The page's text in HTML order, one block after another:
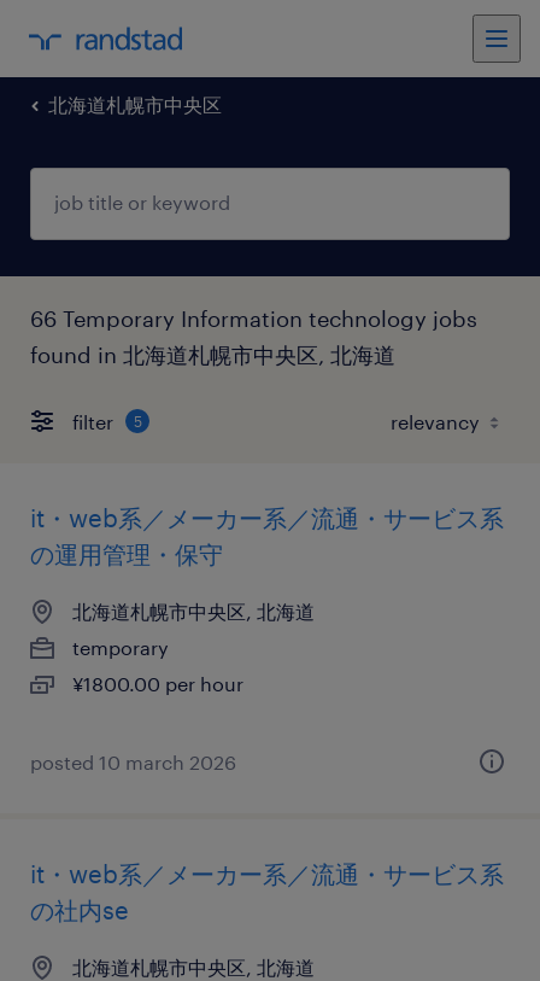
北海道札幌市中央区
66 Temporary Information technology jobs
found in 北海道札幌市中央区, 北海道
filter 5
it・web系／メーカー系／流通・サービス系
の運用管理・保守
北海道札幌市中央区, 北海道
temporary
¥1800.00 per hour
posted 10 march 2026
it・web系／メーカー系／流通・サービス系
の社内se
北海道札幌市中央区, 北海道